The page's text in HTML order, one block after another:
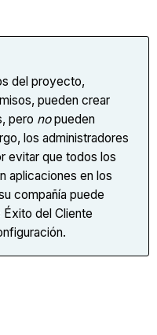
del proyecto,
pueden crear
pero nopueden
los administradores
evitar que todos los
aplicaciones en los
compañía puede
del Cliente